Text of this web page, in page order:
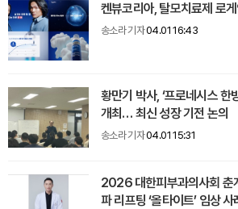
켄뷰코리아, 탈모치료제 로
송소라 기자04.01 16:43
황만기 박사, ‘프로네시스 한
개최… 최신 성장 기전 논의
송소라 기자04.01 15:31
2026 대한피부과의사회 춘
파 리프팅 ‘올타이트’ 임상 사